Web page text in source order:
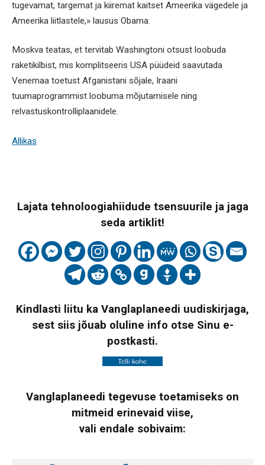
tugevamat, targemat ja kiiremat kaitset Ameerika vägedele ja
Ameerika liitlastele,» lausus Obama.
Moskva teatas, et tervitab Washingtoni otsust loobuda
raketikilbist, mis komplitseeris USA püüdeid saavutada
Venemaa toetust Afganistani sõjale, Iraani
tuumaprogrammist loobuma mõjutamisele ning
relvastuskontrolliplaanidele.
Allikas
Lajata tehnoloogiahiidude tsensuurile ja jaga
seda artiklit!
Kindlasti liitu ka Vanglaplaneedi uudiskirjaga,
sest siis jõuab oluline info otse Sinu e-
postkasti.
Vanglaplaneedi tegevuse toetamiseks on
mitmeid erinevaid viise,
vali endale sobivaim: